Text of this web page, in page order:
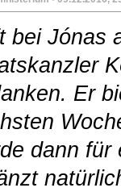
bei Jónas
Er
dann für